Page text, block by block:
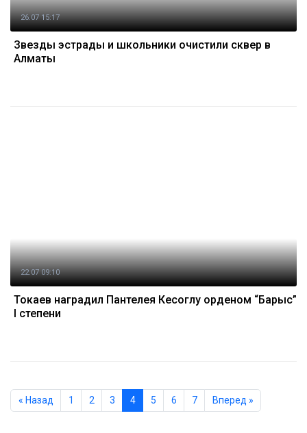
26.07 15:17
Звезды эстрады и школьники очистили сквер в
Алматы
22.07 09:10
Токаев наградил Пантелея Кесоглу орденом “Барыс”
І степени
« Назад 1 2 3 4 5 6 7 Вперед »